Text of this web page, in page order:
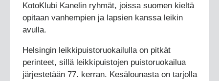
KotoKlubi Kanelin ryhmät, joissa suomen kieltä
opitaan vanhempien ja lapsien kanssa leikin
avulla.
Helsingin leikkipuistoruokailulla on pitkät
perinteet, sillä leikkipuistojen puistoruokailua
järjestetään 77. kerran. Kesälounasta on tarjolla